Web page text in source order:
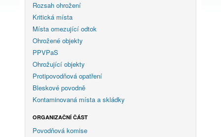
Rozsah ohrožení
Kritická místa
Místa omezující odtok
Ohrožené objekty
PPVPaS
Ohrožující objekty
Protipovodňová opatření
Bleskové povodně
Kontaminovaná místa a skládky
ORGANIZAČNÍ ČÁST
Povodňová komise